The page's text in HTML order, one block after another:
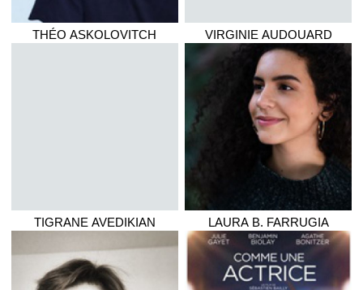
THÉO ASKOLOVITCH VIRGINIE AUDOUARD
TIGRANE AVEDIKIAN LAURA B. FARRUGIA